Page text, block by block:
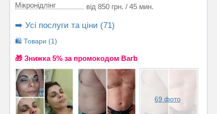
Мікронідлінг
від 850 грн. / 45 мин.
➡️ Усі послуги та ціни (71)
🛍️ Товари (1)
🎁 Знижка 5% за промокодом Barb
69 фото